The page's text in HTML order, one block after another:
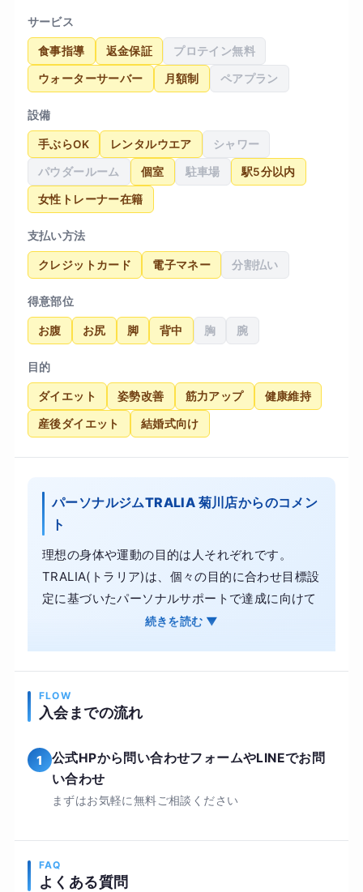
サービス
食事指導 返金保証 プロテイン無料
ウォーターサーバー 月額制 ペアプラン
設備
手ぶらOK レンタルウエア シャワー
パウダールーム 個室 駐車場 駅5分以内
女性トレーナー在籍
支払い方法
クレジットカード 電子マネー 分割払い
得意部位
お腹 お尻 脚 背中 胸 腕
目的
ダイエット 姿勢改善 筋力アップ 健康維持
産後ダイエット 結婚式向け
パーソナルジムTRALIA 菊川店からのコメン
ト
理想の身体や運動の目的は人それぞれです。
TRALIA(トラリア)は、個々の目的に合わせ目標設
定に基づいたパーソナルサポートで達成に向けて
並走するパーソナルトレーニングジムです。 洗練
った身体へと最短効率で導きます。
続きを読む ▼
FLOW
入会までの流れ
1
公式HPから問い合わせフォームやLINEでお問
い合わせ
まずはお気軽に無料ご相談ください
FAQ
よくある質問